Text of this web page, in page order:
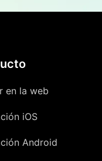
en la web
iOS
Android